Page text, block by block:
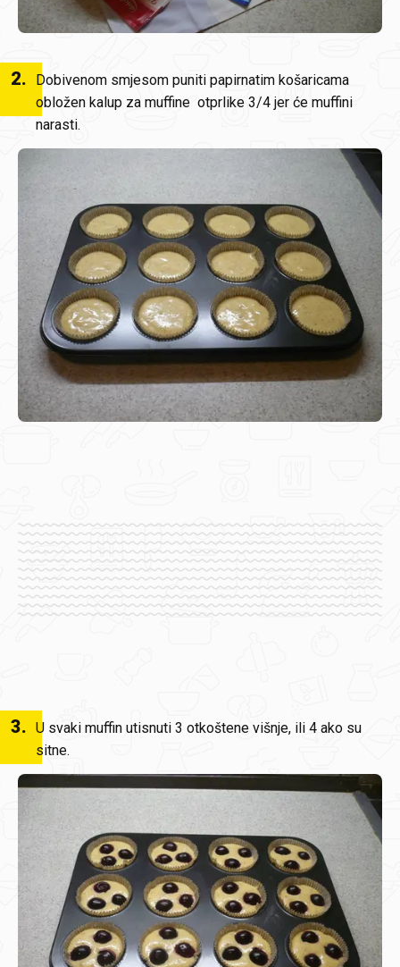
2.
Dobivenom smjesom puniti papirnatim košaricama
obložen kalup za muffine otprlike 3/4 jer će muffini
narasti.
3. U svaki muffin utisnuti 3 otkoštene višnje, ili 4 ako su
sitne.